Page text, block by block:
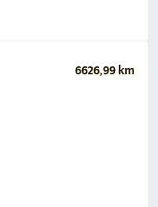
6626,99 km